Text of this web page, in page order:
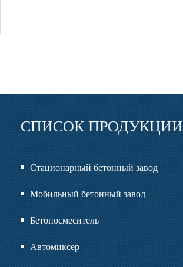
СПИСОК ПРОДУКЦИИ
Стационарный бетонный завод
Мобильный бетонный завод
Бетоносмеситель
Автомиксер